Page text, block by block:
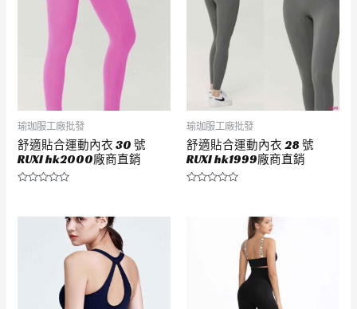
瑜珈服工廠批發
舒適貼合運動內衣 30 號
RUXI hk2000廠商直銷
滿
瑜珈服工廠批發
舒適貼合運動內衣 28 號
RUXI hk1999廠商直銷